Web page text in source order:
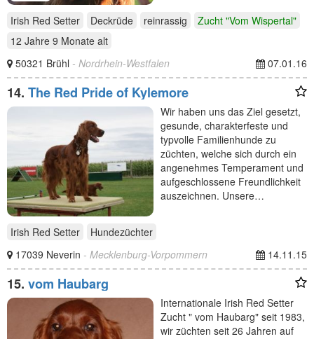
Irish Red Setter Deckrüde reinrassig
Zucht "Vom Wispertal"
12 Jahre 9 Monate alt
50321 Brühl - Nordrhein-Westfalen 07.01.16
14. The Red Pride of Kylemore
Wir haben uns das Ziel gesetzt,
gesunde, charakterfeste und
typvolle Familienhunde zu
züchten, welche sich durch ein
angenehmes Temperament und
aufgeschlossene Freundlichkeit
auszeichnen. Unsere…
Irish Red Setter
Hundezüchter
17039 Neverin - Mecklenburg-Vorpommern 14.11.15
15. vom Haubarg
Internationale Irish Red Setter
Zucht " vom Haubarg" seit 1983,
wir züchten seit 26 Jahren auf